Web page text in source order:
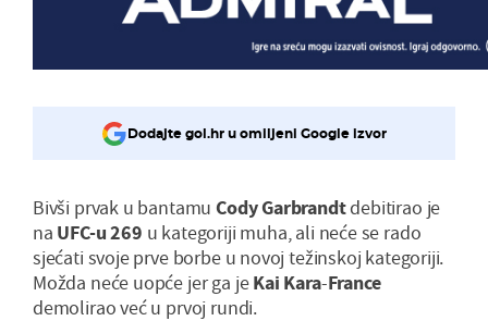
Dodajte gol.hr u omiljeni Google izvor
Bivši prvak u bantamuCodyGarbrandtdebitirao je
na UFC-u 269 u kategoriji muha, ali neće se rado
sjećati svoje prve borbe u novoj težinskoj kategoriji.
Možda neće uopće jer ga jeKai Kara-France
demolirao već u prvoj rundi.